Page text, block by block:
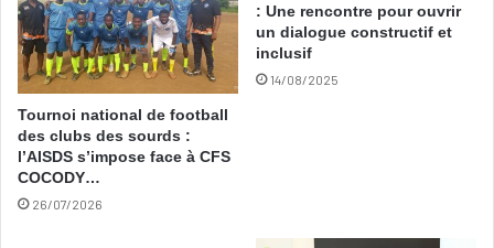
Tournoi national de football
des clubs des sourds :
l’AISDS s’impose face à CFS
COCODY…
26/07/2026
: Une rencontre pour ouvrir
un dialogue constructif et
inclusif
14/08/2025